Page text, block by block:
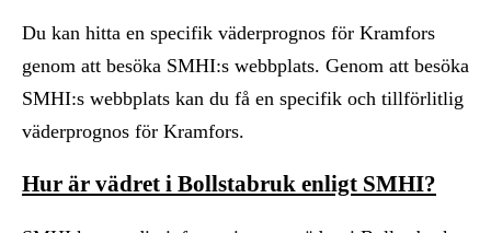
Du kan hitta en specifik väderprognos för Kramfors
genom att besöka SMHI:s webbplats. Genom att besöka
SMHI:s webbplats kan du få en specifik och tillförlitlig
väderprognos för Kramfors.
Hur är vädret i Bollstabruk enligt SMHI?